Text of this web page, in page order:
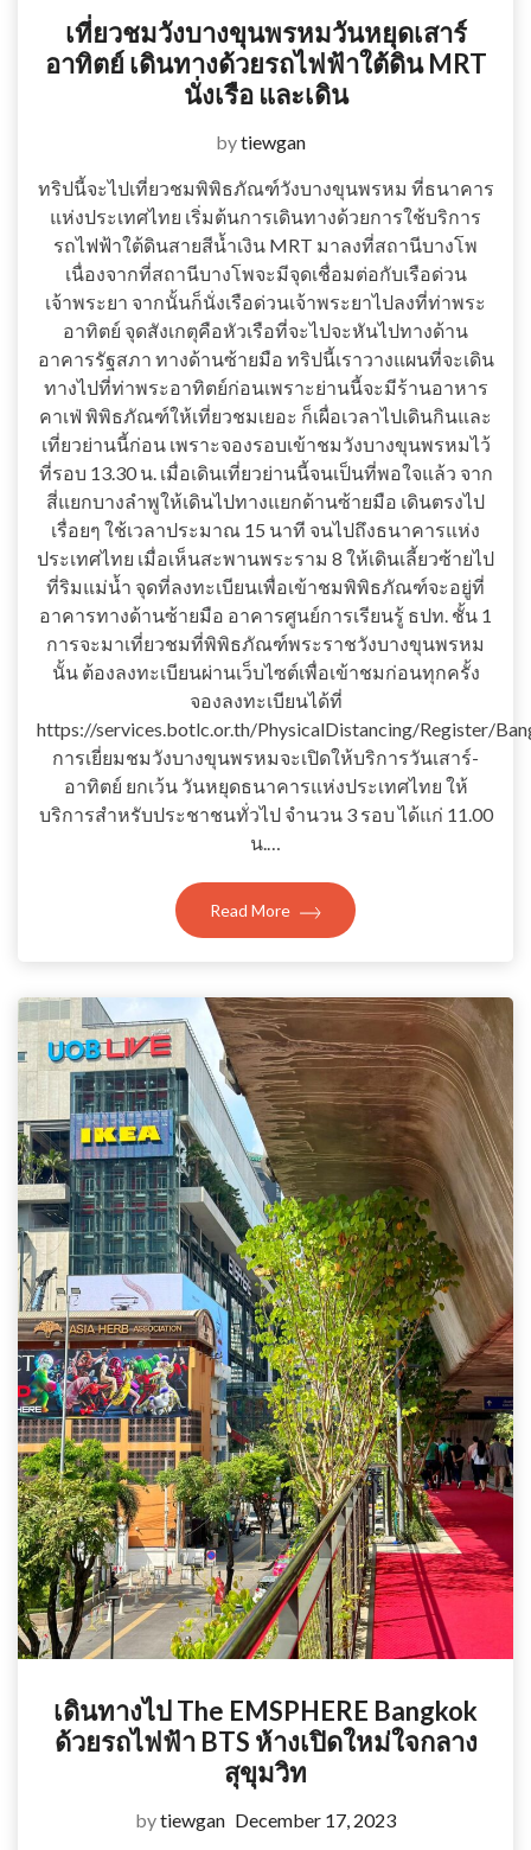
เที่ยวชมวังบางขุนพรหมวันหยุดเสาร์
อาทิตย์ เดินทางด้วยรถไฟฟ้าใต้ดิน MRT
นั่งเรือ และเดิน
bytiewgan
ทริปนี้จะไปเที่ยวชมพิพิธภัณฑ์วังบางขุนพรหม ที่ธนาคาร
แห่งประเทศไทย เริ่มต้นการเดินทางด้วยการใช้บริการ
รถไฟฟ้าใต้ดินสายสีน้ำเงิน MRT มาลงที่สถานีบางโพ
เนื่องจากที่สถานีบางโพจะมีจุดเชื่อมต่อกับเรือด่วน
เจ้าพระยา จากนั้นก็นั่งเรือด่วนเจ้าพระยาไปลงที่ท่าพระ
อาทิตย์ จุดสังเกตุคือหัวเรือที่จะไปจะหันไปทางด้าน
อาคารรัฐสภา ทางด้านซ้ายมือ ทริปนี้เราวางแผนที่จะเดิน
ทางไปที่ท่าพระอาทิตย์ก่อนเพราะย่านนี้จะมีร้านอาหาร
คาเฟ่ พิพิธภัณฑ์ให้เที่ยวชมเยอะ ก็เผื่อเวลาไปเดินกินและ
เที่ยวย่านนี้ก่อน เพราะจองรอบเข้าชมวังบางขุนพรหมไว้
ที่รอบ 13.30 น. เมื่อเดินเที่ยวย่านนี้จนเป็นที่พอใจแล้ว จาก
สี่แยกบางลำพูให้เดินไปทางแยกด้านซ้ายมือ เดินตรงไป
เรื่อยๆ ใช้เวลาประมาณ 15 นาที จนไปถึงธนาคารแห่ง
ประเทศไทย เมื่อเห็นสะพานพระราม 8 ให้เดินเลี้ยวซ้ายไป
ที่ริมแม่น้ำ จุดที่ลงทะเบียนเพื่อเข้าชมพิพิธภัณฑ์จะอยู่ที่
อาคารทางด้านซ้ายมือ อาคารศูนย์การเรียนรู้ ธปท. ชั้น 1
การจะมาเที่ยวชมที่พิพิธภัณฑ์พระราชวังบางขุนพรหม
นั้น ต้องลงทะเบียนผ่านเว็บไซต์เพื่อเข้าชมก่อนทุกครั้ง
จองลงทะเบียนได้ที่
https://services.botlc.or.th/PhysicalDistancing/Register/
การเยี่ยมชมวังบางขุนพรหมจะเปิดให้บริการวันเสาร์-
อาทิตย์ ยกเว้น วันหยุดธนาคารแห่งประเทศไทย ให้
บริการสำหรับประชาชนทั่วไป จำนวน 3 รอบ ได้แก่ 11.00
น.…
Read More
เดินทางไป The EMSPHERE Bangkok
ด้วยรถไฟฟ้า BTS ห้างเปิดใหม่ใจกลาง
สุขุมวิท
bytiewgan December 17, 2023